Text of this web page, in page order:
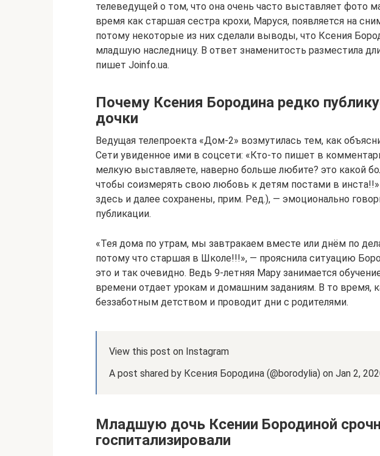
телеведущей о том, что она очень часто выставляет фото
время как старшая сестра крохи, Маруся, появляется на
потому некоторые из них сделали выводы, что Ксения
младшую наследницу. В ответ знаменитость разместила
пишет Joinfo.ua.
Почему Ксения Бородина редко
дочки
Ведущая телепроекта «Дом-2» возмутилась тем, как
Сети увиденное ими в соцсети: «Кто-то пишет в
мелкую выставляете, наверно больше любите? это какой
чтобы соизмерять свою любовь к детям постами в инста!!»
здесь и далее сохранены, прим. Ред.), — эмоционально
публикации.
«Тея дома по утрам, мы завтракаем вместе или днём по
потому что старшая в Школе!!!», — прояснила ситуацию
это и так очевидно. Ведь 9-летняя Мару занимается
времени отдает урокам и домашним заданиям. В то время,
беззаботным детством и проводит дни с родителями.
View this post on Instagram
A post shared by Ксения Бородина (@borodylia) on Jan 2,
Младшую дочь Ксении Бородиной
госпитализировали